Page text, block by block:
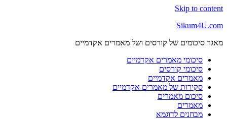
Skip to content
Sikum4U.com
מאגר סיכומים של קורסים ושל מאמרים אקדמיים
סיכומי מאמרים אקדמיים
סיכומי קורסים
מאמרים אקדמיים
סקירות של מאמרים אקדמיים
סיכום מאמרים
מאמרים
מבחנים לדוגמא